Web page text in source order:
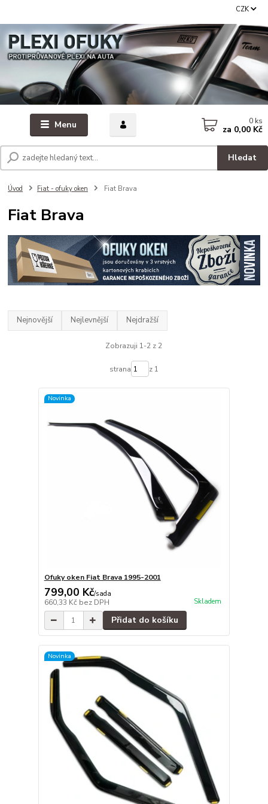
Menu
CZK
Hledat
0 ks
za 0,00 Kč
Úvod Fiat - ofuky oken Fiat Brava
Fiat Brava
Nejnovější Nejlevnější Nejdražší
Zobrazuji 1-2 z 2
strana z 1
Novinka
Ofuky oken Fiat Brava 1995-2001
799,00 Kč/sada
660,33 Kč bez DPH Skladem
Přidat do košíku
Novinka